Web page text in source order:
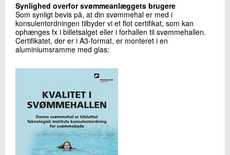
Synlighed overfor svømmeanlæggets brugere
Som synligt bevis på, at din svømmehal er med i
konsulentordningen tilbyder vi et flot certifikat, som kan
ophænges fx i billetsalget eller i forhallen til svømmehallen.
Certifikatet, der er i A3-format, er monteret i en
aluminiumsramme med glas: